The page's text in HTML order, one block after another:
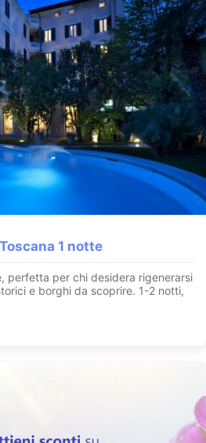
1 notte
perfetta per chi desidera rigenerarsi
e borghi da scoprire. 1-2 notti,